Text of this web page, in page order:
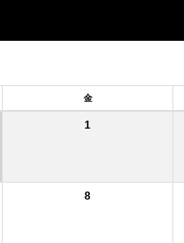
金
1
8